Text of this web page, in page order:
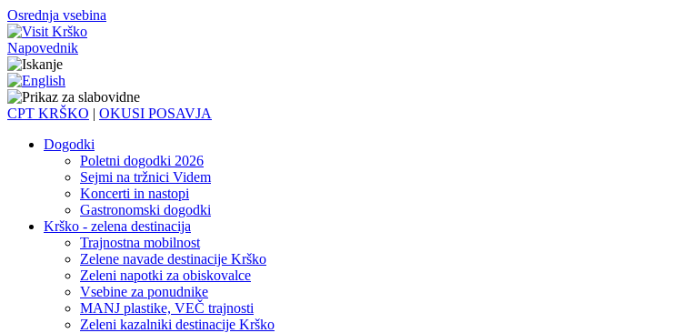
Osrednja vsebina
Napovednik
CPT KRŠKO | OKUSI POSAVJA
Dogodki
Poletni dogodki 2026
Sejmi na tržnici Videm
Koncerti in nastopi
Gastronomski dogodki
Krško - zelena destinacija
Trajnostna mobilnost
Zelene navade destinacije Krško
Zeleni napotki za obiskovalce
Vsebine za ponudnike
MANJ plastike, VEČ trajnosti
Zeleni kazalniki destinacije Krško